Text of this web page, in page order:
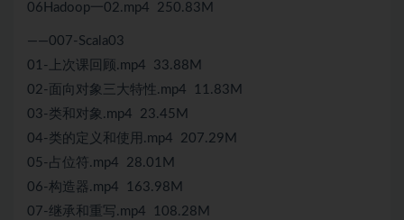
06Hadoop一02.mp4 250.83M
——007-Scala03
01-上次课回顾.mp4 33.88M
02-面向对象三大特性.mp4 11.83M
03-类和对象.mp4 23.45M
04-类的定义和使用.mp4 207.29M
05-占位符.mp4 28.01M
06-构造器.mp4 163.98M
07-继承和重写.mp4 108.28M